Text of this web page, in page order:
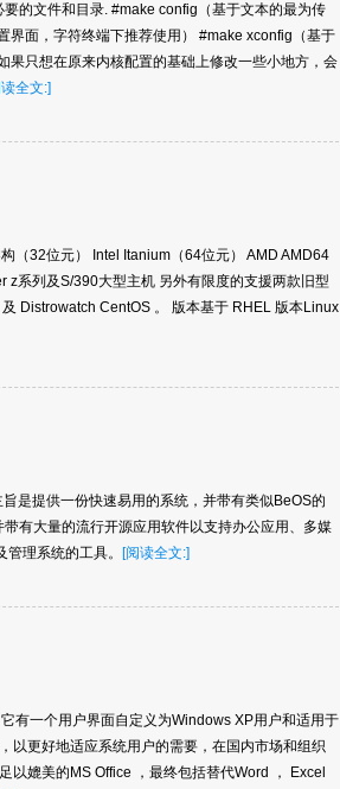
的文件和目录. #make config（基于文本的最为传
界面，字符终端下推荐使用） #make xconfig（基于
只想在原来内核配置的基础上修改一些小地方，会
读全文:]
（32位元） Intel Itanium（64位元） AMD AMD64
系列及S/390大型主机 另外有限度的支援两款旧型
Distrowatch CentOS 。 版本基于 RHEL 版本Linux
是提供一份快速易用的系统，并带有类似BeOS的
有大量的流行开源应用软件以支持办公应用、多媒
理系统的工具。
[阅读全文:]
有一个用户界面自定义为Windows XP用户和适用于
以更好地适应系统用户的需要，在国内市场和组织
媲美的MS Office ，最终包括替代Word ， Excel